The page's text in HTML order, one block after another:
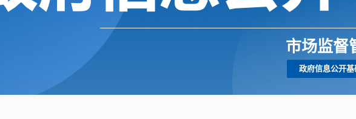
市场监督
政府信息公开基